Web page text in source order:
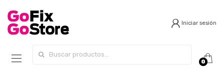
Iniciar sesión
0